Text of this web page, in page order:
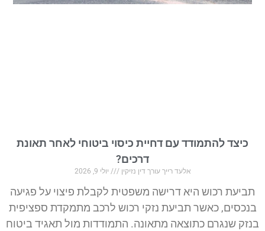
כיצד להתמודד עם דחיית כיסוי ביטוחי לאחר תאונת
דרכים?
אלעד רייך עורך דין נזיקין יולי 9, 2026
תביעת רכוש היא דרישה משפטית לקבלת פיצוי על פגיעה
בנכסים, כאשר תביעת נזקי רכוש לרכב מתמקדת ספציפית
בנזק שנגרם כתוצאה מתאונה. התמודדות מול תאגיד ביטוח